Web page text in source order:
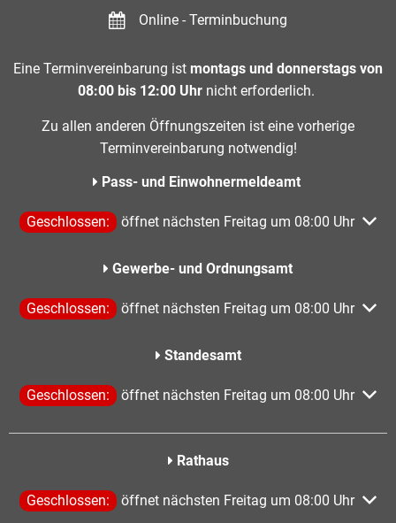
Online - Terminbuchung
Eine Terminvereinbarung ist montags und donnerstags von
08:00 bis 12:00 Uhr nicht erforderlich.
Zu allen anderen Öffnungszeiten ist eine vorherige
Terminvereinbarung notwendig!
Pass- und Einwohnermeldeamt
Klicken, um weitere Öffnungs- oder Schließzeiten
Geschlossen: öffnet nächsten Freitag um 08:00 Uhr
Gewerbe- und Ordnungsamt
Klicken, um weitere Öffnungs- oder Schließzeiten
Geschlossen: öffnet nächsten Freitag um 08:00 Uhr
Standesamt
Klicken, um weitere Öffnungs- oder Schließzeiten
Geschlossen: öffnet nächsten Freitag um 08:00 Uhr
Rathaus
Klicken, um weitere Öffnungs- oder Schließzeiten
Geschlossen: öffnet nächsten Freitag um 08:00 Uhr